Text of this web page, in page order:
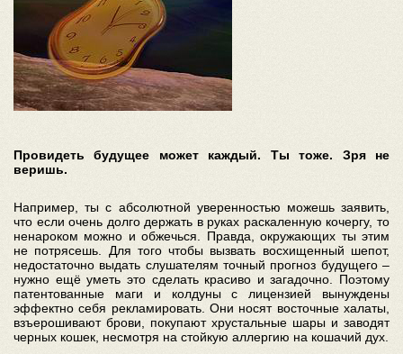
Провидеть будущее может каждый. Ты тоже. Зря не
веришь.
Например, ты с абсолютной уверенностью можешь заявить,
что если очень долго держать в руках раскаленную кочергу, то
ненароком можно и обжечься. Правда, окружающих ты этим
не потрясешь. Для того чтобы вызвать восхищенный шепот,
недостаточно выдать слушателям точный прогноз будущего –
нужно ещё уметь это сделать красиво и загадочно. Поэтому
патентованные маги и колдуны с лицензией вынуждены
эффектно себя рекламировать. Они носят восточные халаты,
взъерошивают брови, покупают хрустальные шары и заводят
черных кошек, несмотря на стойкую аллергию на кошачий дух.